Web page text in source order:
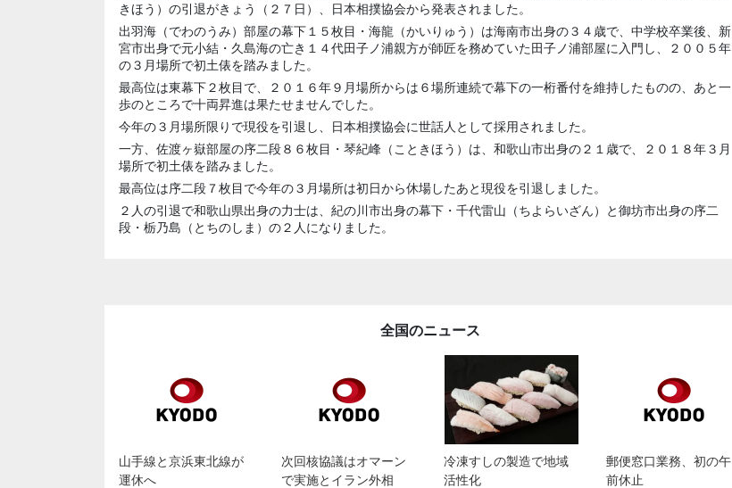
きほう）の引退がきょう（２７日）、日本相撲協会から発表されました。
出羽海（でわのうみ）部屋の幕下１５枚目・海龍（かいりゅう）は海南市出身の３４歳で、中学校卒業後、新
宮市出身で元小結・久島海の亡き１４代田子ノ浦親方が師匠を務めていた田子ノ浦部屋に入門し、２００５年
の３月場所で初土俵を踏みました。
最高位は東幕下２枚目で、２０１６年９月場所からは６場所連続で幕下の一桁番付を維持したものの、あと一
歩のところで十両昇進は果たせませんでした。
今年の３月場所限りで現役を引退し、日本相撲協会に世話人として採用されました。
一方、佐渡ヶ嶽部屋の序二段８６枚目・琴紀峰（こときほう）は、和歌山市出身の２１歳で、２０１８年３月
場所で初土俵を踏みました。
最高位は序二段７枚目で今年の３月場所は初日から休場したあと現役を引退しました。
２人の引退で和歌山県出身の力士は、紀の川市出身の幕下・千代雷山（ちよらいざん）と御坊市出身の序二
段・栃乃島（とちのしま）の２人になりました。
全国のニュース
山手線と京浜東北線が
運休へ
次回核協議はオマーン
で実施とイラン外相
冷凍すしの製造で地域
活性化
郵便窓口業務、初の午
前休止